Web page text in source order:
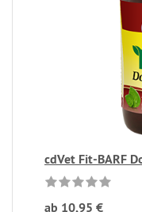
cdVet Fit-BARF
ab 10,95 €